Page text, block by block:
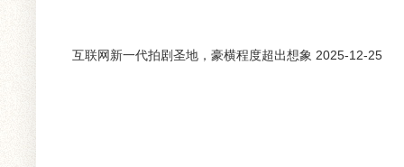
互联网新一代拍剧圣地，豪横程度超出想象 2025-12-25